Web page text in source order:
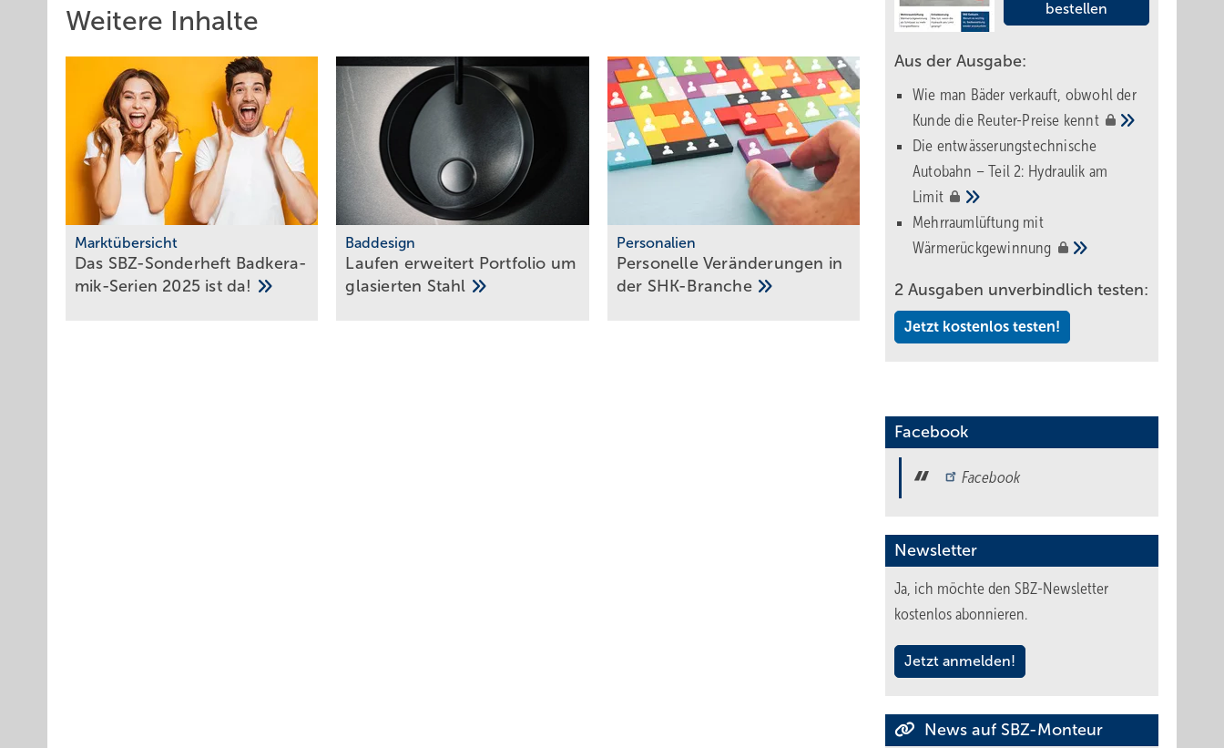
Weitere Inhalte
Marktübersicht
Das SBZ-Sonder­heft Bad­ke­ra­
mik-Serien 2025 ist da!
Baddesign
Laufen erwei­tert Port­folio um
gla­sier­ten Stahl
Personalien
Personelle Veränderungen in
der SHK-Branche
bestellen
Aus der Ausgabe:
Wie man Bäder verkauft, obwohl der
Kunde die Reuter-Preise kennt
Die entwässerungstechnische
Autobahn – Teil 2: Hydraulik am
Limit
Mehrraumlüftung mit
Wärmerückgewinnung
2 Ausgaben unverbindlich testen:
Jetzt kostenlos testen!
Facebook
Facebook
Newsletter
Ja, ich möchte den SBZ-Newsletter
kostenlos abonnieren.
Jetzt anmelden!
News auf SBZ-Monteur